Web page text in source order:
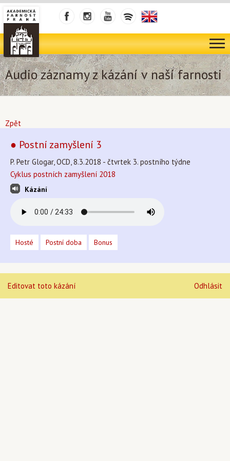
Audio záznamy z kázání v naší farnosti
Zpět
● Postní zamyšlení 3
P. Petr Glogar, OCD, 8.3.2018 - čtvrtek 3. postního týdne
Cyklus postních zamyšlení 2018
Kázání
Hosté Postní doba Bonus
Editovat toto kázání Odhlásit